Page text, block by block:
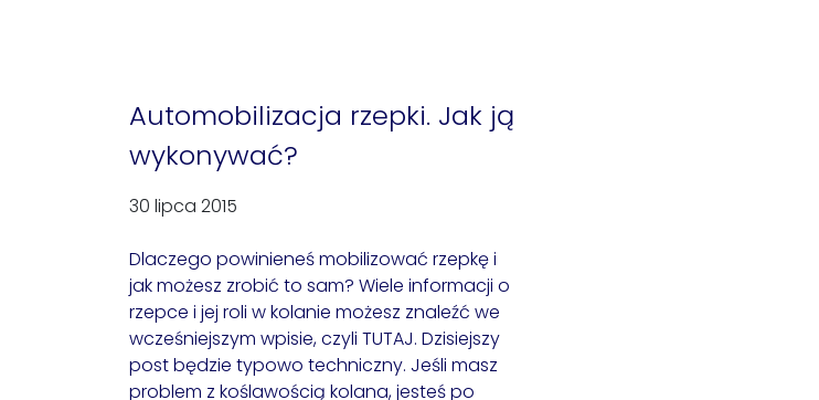
Automobilizacja rzepki. Jak ją
wykonywać?
30 lipca 2015
Dlaczego powinieneś mobilizować rzepkę i
jak możesz zrobić to sam? Wiele informacji o
rzepce i jej roli w kolanie możesz znaleźć we
wcześniejszym wpisie, czyli TUTAJ. Dzisiejszy
post będzie typowo techniczny. Jeśli masz
problem z koślawością kolana, jesteś po